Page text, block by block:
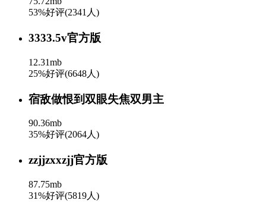
53%好评(2341人)
3333.5v官方版
12.31mb
25%好评(6648人)
宿敌做恨到双眼失焦双男主
90.36mb
35%好评(2064人)
zzjjzxxzjj官方版
87.75mb
31%好评(5819人)